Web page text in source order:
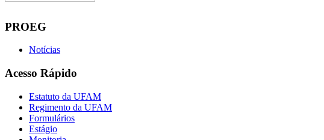
PROEG
Notícias
Acesso Rápido
Estatuto da UFAM
Regimento da UFAM
Formulários
Estágio